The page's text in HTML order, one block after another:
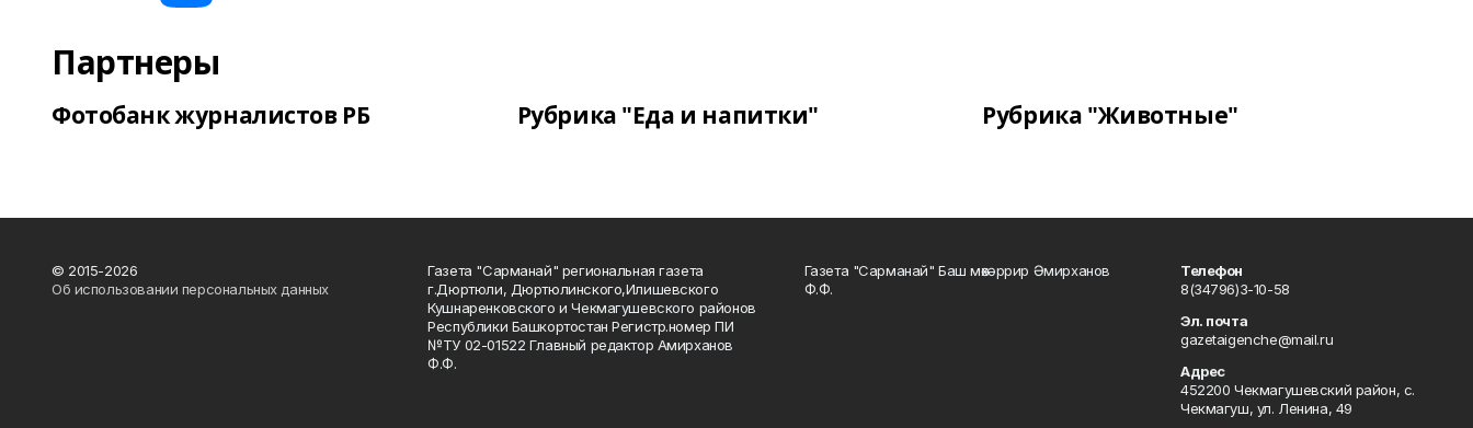
Партнеры
Фотобанк журналистов РБ Рубрика "Еда и напитки" Рубрика "Животные"
© 2015-2026
Об использовании персональных данных
Газета "Сарманай" региональная газета
г.Дюртюли, Дюртюлинского,Илишевского
Кушнаренковского и Чекмагушевского районов
Республики Башкортостан Регистр.номер ПИ
№ТУ 02-01522 Главный редактор Амирханов
Ф.Ф.
Газета "Сарманай" Баш мөхәррир Әмирханов
Ф.Ф.
Телефон
8(34796)3-10-58
Эл. почта
gazetaigenche@mail.ru
Адрес
452200 Чекмагушевский район, с.
Чекмагуш, ул. Ленина, 49